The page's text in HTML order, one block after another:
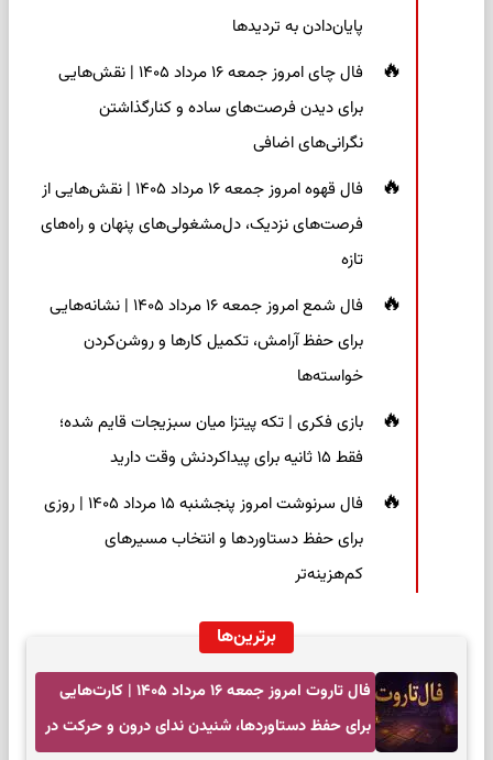
پایان‌دادن به تردیدها
فال چای امروز جمعه ۱۶ مرداد ۱۴۰۵ | نقش‌هایی
برای دیدن فرصت‌های ساده و کنارگذاشتن
نگرانی‌های اضافی
فال قهوه امروز جمعه ۱۶ مرداد ۱۴۰۵ | نقش‌هایی از
فرصت‌های نزدیک، دل‌مشغولی‌های پنهان و راه‌های
تازه
فال شمع امروز جمعه ۱۶ مرداد ۱۴۰۵ | نشانه‌هایی
برای حفظ آرامش، تکمیل کارها و روشن‌کردن
خواسته‌ها
بازی فکری | تکه پیتزا میان سبزیجات قایم شده؛
فقط ۱۵ ثانیه برای پیداکردنش وقت دارید
فال سرنوشت امروز پنجشنبه ۱۵ مرداد ۱۴۰۵ | روزی
برای حفظ دستاوردها و انتخاب مسیرهای
کم‌هزینه‌تر
برترین‌ها
فال تاروت امروز جمعه ۱۶ مرداد ۱۴۰۵ | کارت‌هایی
برای حفظ دستاوردها، شنیدن ندای درون و حرکت در